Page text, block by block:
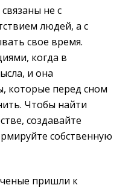
не с
людей, а с
свое время.
когда в
и она
которые перед сном
Чтобы найти
создавайте
собственную
пришли к